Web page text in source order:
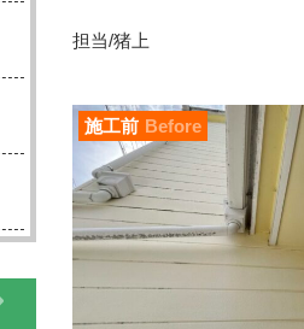
担当/猪上
施工前 Before